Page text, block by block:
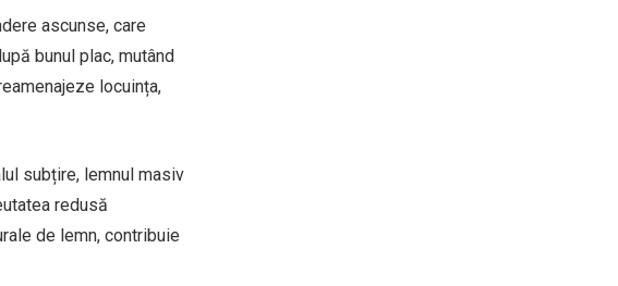
ascunse, care
bunul plac, mutând
locuința,
subțire, lemnul masiv
redusă
de lemn, contribuie